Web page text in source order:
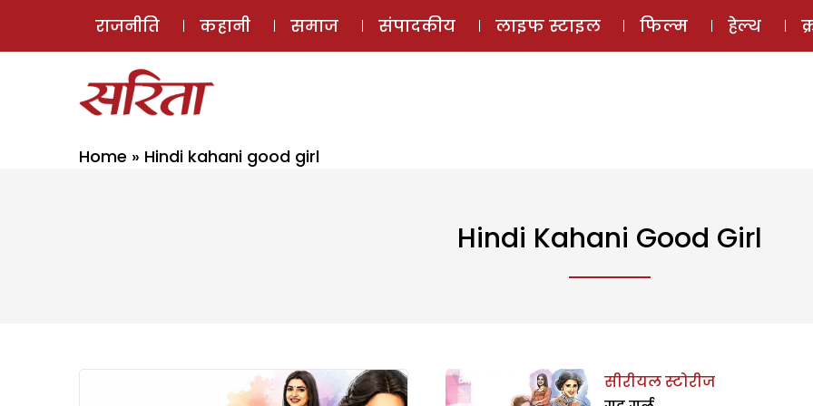
ई-मैगज़ीन
राजनीति कहानी समाज संपादकीय लाइफ स्टाइल फिल्म हेल्थ
Home » Hindi kahani good girl
Hindi Kahani Good Girl
सीरीयल स्टोरीज